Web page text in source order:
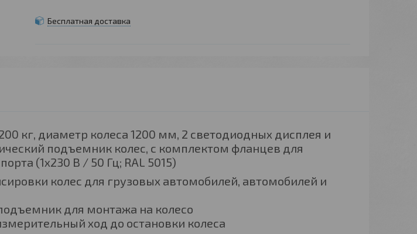
Бесплатная доставка
кг, диаметр колеса 1200 мм, 2 светодиодных дисплея и
подъемник колес, с комплектом фланцев для
(1x230 В / 50 Гц; RAL 5015)
колес для грузовых автомобилей, автомобилей и
для монтажа на колесо
ход до остановки колеса